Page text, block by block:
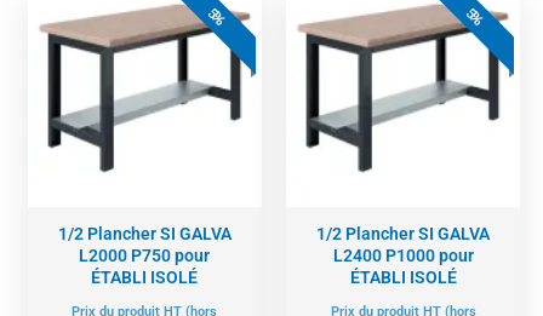
5%
1/2 Plancher SI GALVA
L2000 P750 pour
ÉTABLI ISOLÉ
Prix du produit HT (hors
prix
initial
était :
229,00 €.
prix
actuel
218,00 €.
5%
1/2 Plancher SI GALVA
L2400 P1000 pour
ÉTABLI ISOLÉ
Prix du produit HT (hors
prix
initial
était :
306,00 €.
prix
actuel
291,00 €.